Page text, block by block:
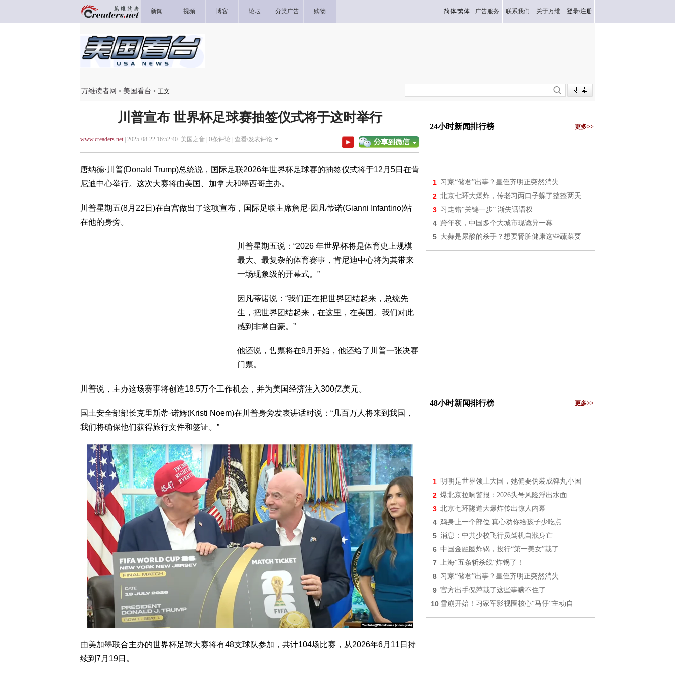
新闻 视频 博客 论坛 分类广告 购物 简体/繁体 广告服务 联系我们 关于万维 登录/注册
万维读者网 > 美国看台 > 正文
川普宣布 世界杯足球赛抽签仪式将于这时举行
www.creaders.net| 2025-08-22 16:52:40 美国之音 | 0条评论 | 查看/发表评论
唐纳德·川普(Donald Trump)总统说，国际足联2026年世界杯足球赛的抽签仪式将于12月5日在肯
尼迪中心举行。这次大赛将由美国、加拿大和墨西哥主办。
川普星期五(8月22日)在白宫做出了这项宣布，国际足联主席詹尼·因凡蒂诺(Gianni Infantino)站
在他的身旁。
川普星期五说：“2026 年世界杯将是体育史上规模
最大、最复杂的体育赛事，肯尼迪中心将为其带来
一场现象级的开幕式。”
因凡蒂诺说：“我们正在把世界团结起来，总统先
生，把世界团结起来，在这里，在美国。我们对此
感到非常自豪。”
他还说，售票将在9月开始，他还给了川普一张决赛
门票。
川普说，主办这场赛事将创造18.5万个工作机会，并为美国经济注入300亿美元。
国土安全部部长克里斯蒂·诺姆(Kristi Noem)在川普身旁发表讲话时说：“几百万人将来到我国，
我们将确保他们获得旅行文件和签证。”
由美加墨联合主办的世界杯足球大赛将有48支球队参加，共计104场比赛，从2026年6月11日持
续到7月19日。
24小时新闻排行榜 更多>>
1 习家“储君”出事？皇侄齐明正突然消失
2 北京七环大爆炸，传老习两口子躲了整整两天
3 习走错“关键一步” 渐失话语权
4 跨年夜，中国多个大城市现诡异一幕
5 大蒜是尿酸的杀手？想要肾脏健康这些蔬菜要
48小时新闻排行榜 更多>>
1 明明是世界领土大国，她偏要伪装成弹丸小国
2 爆北京拉响警报：2026头号风险浮出水面
3 北京七环隧道大爆炸传出惊人内幕
4 鸡身上一个部位 真心劝你给孩子少吃点
5 消息：中共少校飞行员驾机自戕身亡
6 中国金融圈炸锅，投行“第一美女”栽了
7 上海“五条斩杀线”炸锅了！
8 习家“储君”出事？皇侄齐明正突然消失
9 官方出手倪萍栽了这些事瞒不住了
10 雪崩开始！习家军影视圈核心“马仔”主动自